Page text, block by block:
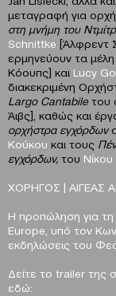
μεταγραφή για
στη μνήμη του
Schnittke [Άλφρεντ
ερμηνεύουν τα
Κόουπς] και Lucy
διακεκριμένη
Largo Cantabileτου
Άιβς], καθώς και
ορχήστρα εγχόρδων
Κούκου και τους
εγχόρδων, του
ΧΟΡΗΓΟΣ | ΑΙΓΕΑΣ
H προπώληση για τη
Europe , υπό τον
εκδηλώσεις του
Δείτε το trailer της
εδώ: